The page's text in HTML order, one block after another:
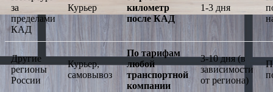
за
пределами
КАД
Курьер
километр
после КАД
1-3 дня
Другие
регионы
России
Курьер,
самовывоз
По тарифам
любой
транспортной
компании
3-10 дня (в
зависимости
от региона)